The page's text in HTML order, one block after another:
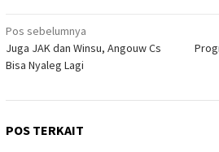
Navigasi
pos
Pos sebelumnya
Juga JAK dan Winsu, Angouw Cs
Bisa Nyaleg Lagi
POS TERKAIT